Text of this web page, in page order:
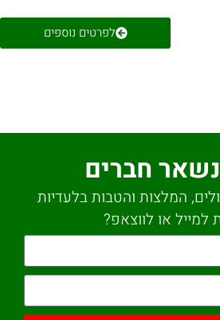
לפרטים נוספים
חברים
המלצות והטבות בלעדיות
למייל או לווצאפ?